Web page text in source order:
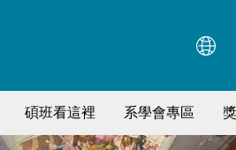
碩班看這裡 系學會專區